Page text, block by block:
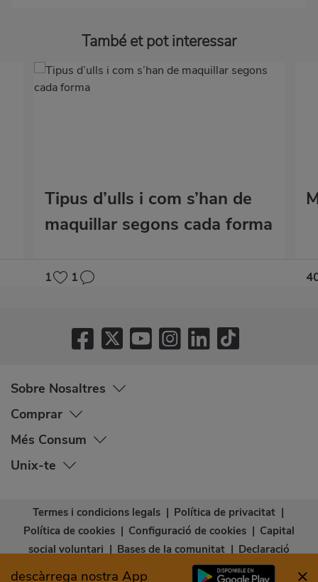
També et pot interessar
Tipus d’ulls i com s’han de
maquillar segons cada forma
1 1
Sobre Nosaltres
Comprar
Més Consum
Unix-te
descàrrega nostra App
Termes i condicions legals | Política de privacitat |
Política de cookies | Configuració de cookies | Capital
social voluntari | Bases de la comunitat | Declaració
d’accessibilitat